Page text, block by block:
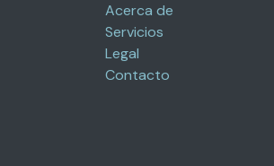
Acerca de
Servicios
Legal
Contacto